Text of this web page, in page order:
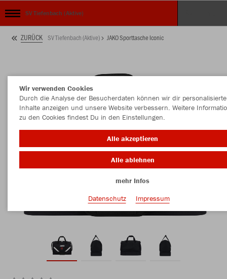
SV Tiefenbach (Aktive)
ZURÜCK SV Tiefenbach (Aktive) JAKO Sporttasche Iconic
Wir verwenden Cookies
Durch die Analyse der Besucherdaten können wir dir personalisierte
Inhalte anzeigen und unsere Website verbessern. Weitere
zu den Cookies findest Du in den Einstellungen.
Alle akzeptieren
Alle ablehnen
mehr Infos
Datenschutz
Impressum